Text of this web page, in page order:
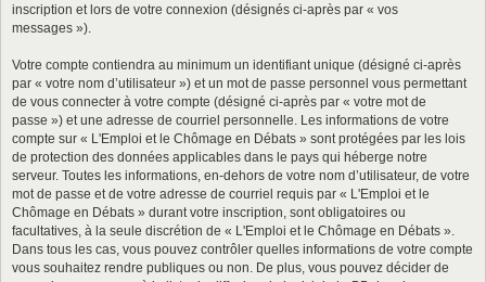
inscription et lors de votre connexion (désignés ci-après par « vos
messages »).
Votre compte contiendra au minimum un identifiant unique (désigné ci-après
par « votre nom d’utilisateur ») et un mot de passe personnel vous permettant
de vous connecter à votre compte (désigné ci-après par « votre mot de
passe ») et une adresse de courriel personnelle. Les informations de votre
compte sur « L'Emploi et le Chômage en Débats » sont protégées par les lois
de protection des données applicables dans le pays qui héberge notre
serveur. Toutes les informations, en-dehors de votre nom d’utilisateur, de votre
mot de passe et de votre adresse de courriel requis par « L'Emploi et le
Chômage en Débats » durant votre inscription, sont obligatoires ou
facultatives, à la seule discrétion de « L'Emploi et le Chômage en Débats ».
Dans tous les cas, vous pouvez contrôler quelles informations de votre compte
vous souhaitez rendre publiques ou non. De plus, vous pouvez décider de